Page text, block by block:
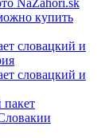
купить
словацкий и
словацкий и